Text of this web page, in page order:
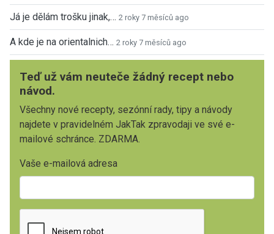
Já je dělám trošku jinak,… 2 roky 7 měsíců ago
A kde je na orientalnich… 2 roky 7 měsíců ago
Teď už vám neuteče žádný recept nebo
návod.
Všechny nové recepty, sezónní rady, tipy a návody
najdete v pravidelném JakTak zpravodaji ve své e-
mailové schránce. ZDARMA.
Vaše e-mailová adresa